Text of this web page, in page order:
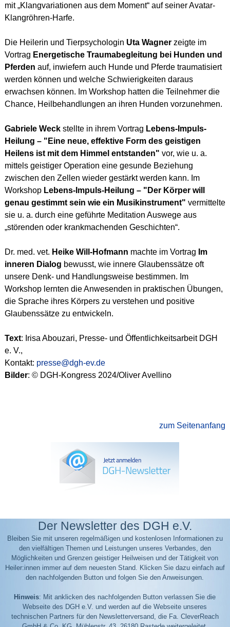
mit „Klangvariationen aus dem Moment“ auf seiner Avatar-
Klangröhren-Harfe.
Die Heilerin und Tierpsychologin Uta Wagnerzeigte im
Vortrag Energetische Traumabegleitung bei Hunden und
Pferden auf, inwiefern auch Hunde und Pferde traumatisiert
werden können und welche Schwierigkeiten daraus
erwachsen können. Im Workshop hatten die Teilnehmer die
Chance, Heilbehandlungen an ihren Hunden vorzunehmen.
Gabriele Weckstellte in ihrem Vortrag Lebens-Impuls-
Heilung – "Eine neue, effektive Form des geistigen
Heilens ist mit dem Himmel entstanden" vor, wie u. a.
mittels geistiger Operation eine gesunde Beziehung
zwischen den Zellen wieder gestärkt werden kann. Im
Workshop Lebens-Impuls-Heilung – "Der Körper will
genau gestimmt sein wie ein Musikinstrument" vermittelte
sie u. a. durch eine geführte Meditation Auswege aus
„störenden oder krankmachenden Geschichten“.
Dr. med. vet. Heike Will-Hofmann machte im Vortrag Im
inneren Dialog bewusst, wie innere Glaubenssätze oft
unsere Denk- und Handlungsweise bestimmen. Im
Workshop lernten die Anwesenden in praktischen Übungen,
die Sprache ihres Körpers zu verstehen und positive
Glaubenssätze zu entwickeln.
Text: Irisa Abouzari, Presse- und Öffentlichkeitsarbeit DGH
e. V.,
Kontakt: presse@dgh-ev.de
Bilder: © DGH-Kongress 2024/Oliver Avellino
zum Seitenanfang
Der Newsletter des DGH e.V.
Bleiben Sie mit unseren regelmäßigen und kostenlosen Informationen zu
den vielfältigen Themen und Leistungen unseres Verbandes, den
Möglichkeiten und Grenzen geistiger Heilweisen und der Tätigkeit von
Heiler:innen immer auf dem neuesten Stand. Klicken Sie dazu einfach auf
den nachfolgenden Button und folgen Sie den Anweisungen.
Hinweis: Mit anklicken des nachfolgenden Button verlassen Sie die
Webseite des DGH e.V. und werden auf die Webseite unseres
technischen Partners für den Newsletterversand, die Fa. CleverReach